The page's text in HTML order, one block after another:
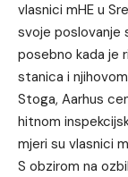
vlasnici mHE u
svoje poslovanje
posebno kada je
stanica i
Stoga, Aarhus
hitnom
mjeri su vlasnici
S obzirom na